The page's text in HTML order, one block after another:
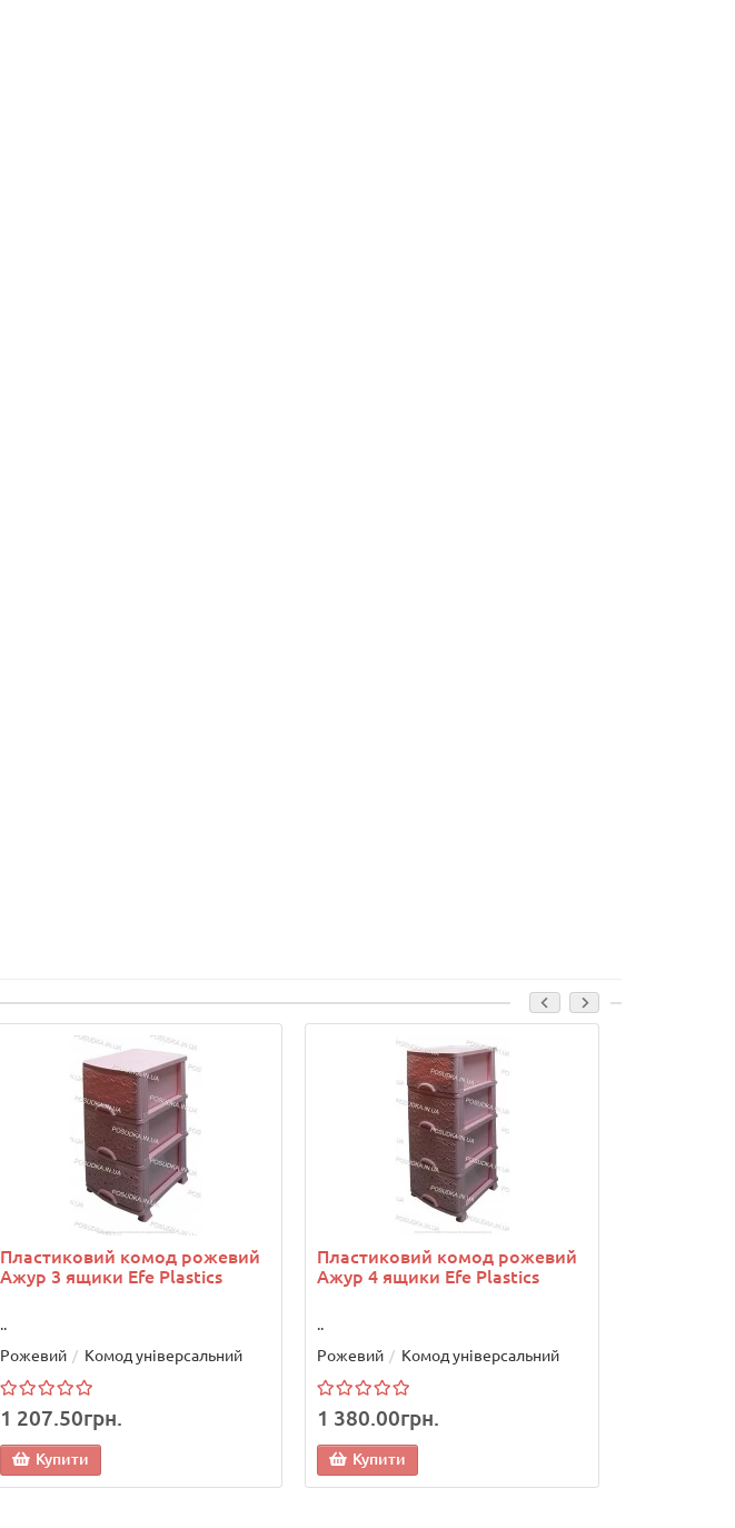
Пластиковий комод рожевий
Ажур 3 ящики Efe Plastics
..
Рожевий
Комод універсальний
1 207.50грн.
Купити
Пластиковий комод рожевий
Ажур 4 ящики Efe Plastics
..
Рожевий
Комод універсальний
1 380.00грн.
Купити